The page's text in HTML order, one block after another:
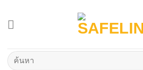
content
ค้นหา: